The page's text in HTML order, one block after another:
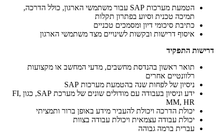
הטמעת מערכות SAP עבור משתמשי הארגון, כולל הדרכה,
תמיכה טכנית וסיוע בפתרון תקלות
כתיבת סיכומי דיון ומסמכים טכניים
איסוף דרישות ובקשות לשינויים מצד משתמשי הארגון
דרישות התפקיד
תואר ראשון בהנדסת מחשבים, מדעי המחשב או מקצועות
רלוונטיים אחרים
ניסיון של לפחות שנה בהטמעת מערכות SAP
ידע וניסיון בעבודה עם מודולים שונים של מערכת SAP, כגון FI,
MM, HR
יכולת הדרכה ויכולת להעביר מידע באופן ברור ותמציתי
יכולת עבודה עצמאית ויכולת עבודה בצוות
עברית ברמה גבוהה